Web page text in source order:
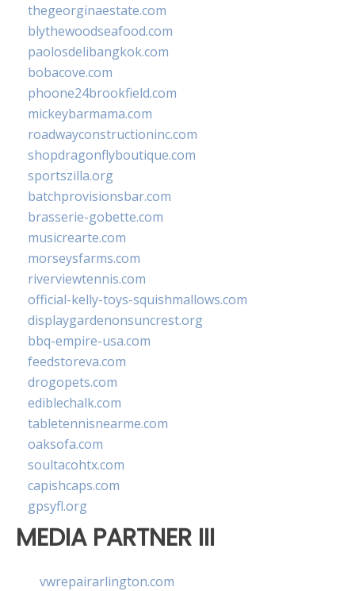
thegeorginaestate.com
blythewoodseafood.com
paolosdelibangkok.com
bobacove.com
phoone24brookfield.com
mickeybarmama.com
roadwayconstructioninc.com
shopdragonflyboutique.com
sportszilla.org
batchprovisionsbar.com
brasserie-gobette.com
musicrearte.com
morseysfarms.com
riverviewtennis.com
official-kelly-toys-squishmallows.com
displaygardenonsuncrest.org
bbq-empire-usa.com
feedstoreva.com
drogopets.com
ediblechalk.com
tabletennisnearme.com
oaksofa.com
soultacohtx.com
capishcaps.com
gpsyfl.org
MEDIA PARTNER III
vwrepairarlington.com